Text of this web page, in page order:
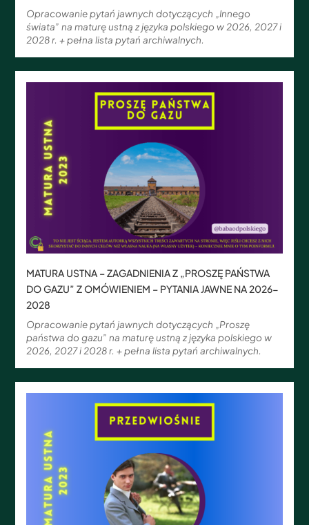
Opracowanie pytań jawnych dotyczących „Innego
świata” na maturę ustną z języka polskiego w 2026, 2027 i
2028 r. + pełna lista pytań archiwalnych.
MATURA USTNA – ZAGADNIENIA Z „PROSZĘ PAŃSTWA
DO GAZU” Z OMÓWIENIEM – PYTANIA JAWNE NA 2026-
2028
Opracowanie pytań jawnych dotyczących „Proszę
państwa do gazu” na maturę ustną z języka polskiego w
2026, 2027 i 2028 r. + pełna lista pytań archiwalnych.